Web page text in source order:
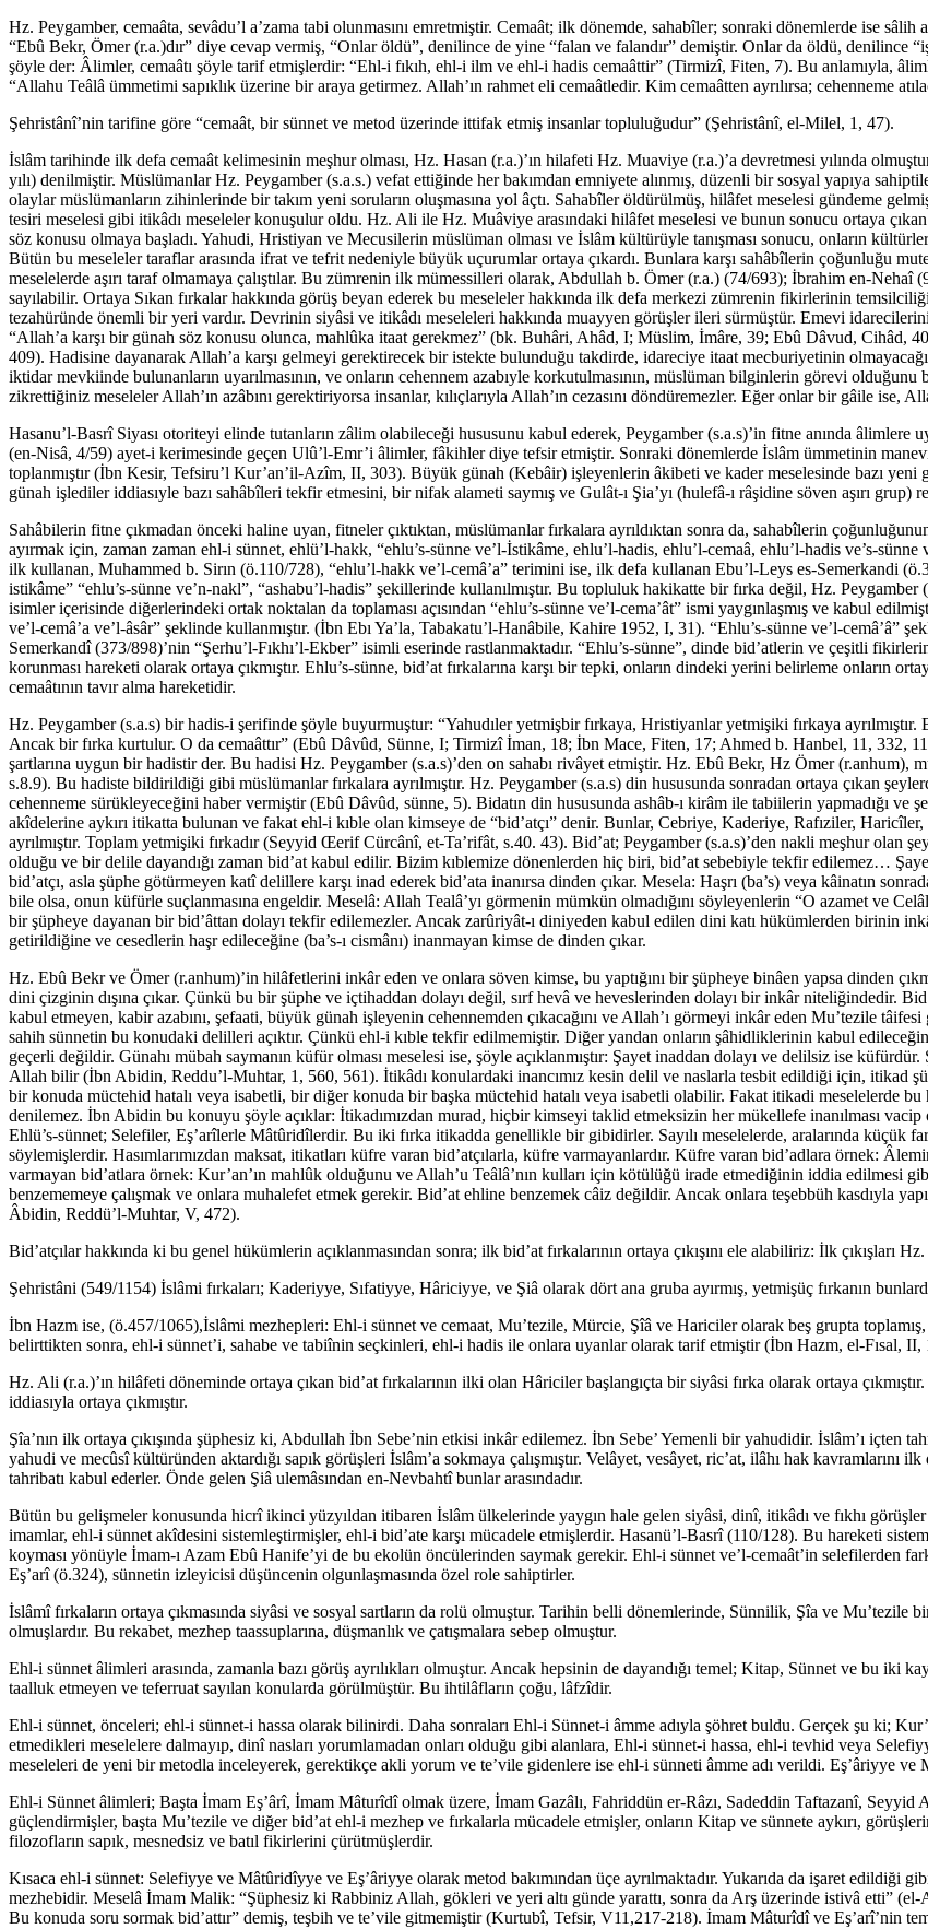
Hz. Peygamber, cemaâta, sevâdu’l a’zama tabi olunmasını emretmiştir. Cemaât; ilk dönemde, sahabîler; sonraki dönemlerde ise
“Ebû Bekr, Ömer (r.a.)dır” diye cevap vermiş, “Onlar öldü”, denilince de yine “falan ve falandır” demiştir. Onlar da öldü, denilince
şöyle der: Âlimler, cemaâtı şöyle tarif etmişlerdir: “Ehl-i fıkıh, ehl-i ilm ve ehl-i hadis cemaâttir” (Tirmizî, Fiten, 7). Bu anlamıyla,
“Allahu Teâlâ ümmetimi sapıklık üzerine bir araya getirmez. Allah’ın rahmet eli cemaâtledir. Kim cemaâtten ayrılırsa; cehenneme
Şehristânî’nin tarifine göre “cemaât, bir sünnet ve metod üzerinde ittifak etmiş insanlar topluluğudur” (Şehristânî, el-Milel, 1, 47).
İslâm tarihinde ilk defa cemaât kelimesinin meşhur olması, Hz. Hasan (r.a.)’ın hilafeti Hz. Muaviye (r.a.)’a devretmesi yılında
yılı) denilmiştir. Müslümanlar Hz. Peygamber (s.a.s.) vefat ettiğinde her bakımdan emniyete alınmış, düzenli bir sosyal yapıya
olaylar müslümanların zihinlerinde bir takım yeni soruların oluşmasına yol âçtı. Sahabîler öldürülmüş, hilâfet meselesi gündeme
tesiri meselesi gibi itikâdı meseleler konuşulur oldu. Hz. Ali ile Hz. Muâviye arasındaki hilâfet meselesi ve bunun sonucu ortaya
söz konusu olmaya başladı. Yahudi, Hristiyan ve Mecusilerin müslüman olması ve İslâm kültürüyle tanışması sonucu, onların
Bütün bu meseleler taraflar arasında ifrat ve tefrit nedeniyle büyük uçurumlar ortaya çıkardı. Bunlara karşı sahâbîlerin çoğunluğu
meselelerde aşırı taraf olmamaya çalıştılar. Bu zümrenin ilk mümessilleri olarak, Abdullah b. Ömer (r.a.) (74/693); İbrahim en-
sayılabilir. Ortaya Sıkan fırkalar hakkında görüş beyan ederek bu meseleler hakkında ilk defa merkezi zümrenin fikirlerinin
tezahüründe önemli bir yeri vardır. Devrinin siyâsi ve itikâdı meseleleri hakkında muayyen görüşler ileri sürmüştür. Emevi
“Allah’a karşı bir günah söz konusu olunca, mahlûka itaat gerekmez” (bk. Buhâri, Ahâd, I; Müslim, İmâre, 39; Ebû Dâvud, Cihâd,
409). Hadisine dayanarak Allah’a karşı gelmeyi gerektirecek bir istekte bulunduğu takdirde, idareciye itaat mecburiyetinin
iktidar mevkiinde bulunanların uyarılmasının, ve onların cehennem azabıyle korkutulmasının, müslüman bilginlerin görevi olduğunu
zikrettiğiniz meseleler Allah’ın azâbını gerektiriyorsa insanlar, kılıçlarıyla Allah’ın cezasını döndüremezler. Eğer onlar bir gâile ise,
Hasanu’l-Basrî Siyası otoriteyi elinde tutanların zâlim olabileceği hususunu kabul ederek, Peygamber (s.a.s)’in fitne anında âlimlere
(en-Nisâ, 4/59) ayet-i kerimesinde geçen Ulû’l-Emr’i âlimler, fâkihler diye tefsir etmiştir. Sonraki dönemlerde İslâm ümmetinin
toplanmıştır (İbn Kesir, Tefsiru’l Kur’an’il-Azîm, II, 303). Büyük günah (Kebâir) işleyenlerin âkibeti ve kader meselesinde bazı
günah işlediler iddiasıyle bazı sahâbîleri tekfir etmesini, bir nifak alameti saymış ve Gulât-ı Şia’yı (hulefâ-ı râşidine söven aşırı grup)
Sahâbilerin fitne çıkmadan önceki haline uyan, fitneler çıktıktan, müslümanlar fırkalara ayrıldıktan sonra da, sahabîlerin
ayırmak için, zaman zaman ehl-i sünnet, ehlü’l-hakk, “ehlu’s-sünne ve’l-İstikâme, ehlu’l-hadis, ehlu’l-cemaâ, ehlu’l-hadis ve’s-
ilk kullanan, Muhammed b. Sirın (ö.110/728), “ehlu’l-hakk ve’l-cemâ’a” terimini ise, ilk defa kullanan Ebu’l-Leys es-Semerkandi
istikâme” “ehlu’s-sünne ve’n-nakl”, “ashabu’l-hadis” şekillerinde kullanılmıştır. Bu topluluk hakikatte bir fırka değil, Hz.
isimler içerisinde diğerlerindeki ortak noktalan da toplaması açısından “ehlu’s-sünne ve’l-cema’ât” ismi yaygınlaşmış ve kabul
ve’l-cemâ’a ve’l-âsâr” şeklinde kullanmıştır. (İbn Ebı Ya’la, Tabakatu’l-Hanâbile, Kahire 1952, I, 31). “Ehlu’s-sünne ve’l-cemâ’â”
Semerkandî (373/898)’nin “Şerhu’l-Fıkhı’l-Ekber” isimli eserinde rastlanmaktadır. “Ehlu’s-sünne”, dinde bid’atlerin ve çeşitli
korunması hareketi olarak ortaya çıkmıştır. Ehlu’s-sünne, bid’at fırkalarına karşı bir tepki, onların dindeki yerini belirleme onların
cemaâtının tavır alma hareketidir.
Hz. Peygamber (s.a.s) bir hadis-i şerifinde şöyle buyurmuştur: “Yahudıler yetmişbir fırkaya, Hristiyanlar yetmişiki fırkaya
Ancak bir fırka kurtulur. O da cemaâttır” (Ebû Dâvûd, Sünne, I; Tirmizî İman, 18; İbn Mace, Fiten, 17; Ahmed b. Hanbel, 11, 332,
şartlarına uygun bir hadistir der. Bu hadisi Hz. Peygamber (s.a.s)’den on sahabı rivâyet etmiştir. Hz. Ebû Bekr, Hz Ömer (r.anhum),
s.8.9). Bu hadiste bildirildiği gibi müslümanlar fırkalara ayrılmıştır. Hz. Peygamber (s.a.s) din hususunda sonradan ortaya çıkan
cehenneme sürükleyeceğini haber vermiştir (Ebû Dâvûd, sünne, 5). Bidatın din hususunda ashâb-ı kirâm ile tabiilerin yapmadığı ve
akîdelerine aykırı itikatta bulunan ve fakat ehl-i kıble olan kimseye de “bid’atçı” denir. Bunlar, Cebriye, Kaderiye, Rafıziler,
ayrılmıştır. Toplam yetmişiki fırkadır (Seyyid Œerif Cürcânî, et-Ta’rifât, s.40. 43). Bid’at; Peygamber (s.a.s)’den nakli meşhur olan
olduğu ve bir delile dayandığı zaman bid’at kabul edilir. Bizim kıblemize dönenlerden hiç biri, bid’at sebebiyle tekfir edilemez…
bid’atçı, asla şüphe götürmeyen katî delillere karşı inad ederek bid’ata inanırsa dinden çıkar. Mesela: Haşrı (ba’s) veya kâinatın
bile olsa, onun küfürle suçlanmasına engeldir. Meselâ: Allah Tealâ’yı görmenin mümkün olmadığını söyleyenlerin “O azamet ve
bir şüpheye dayanan bir bid’âttan dolayı tekfir edilemezler. Ancak zarûriyât-ı diniyeden kabul edilen dini katı hükümlerden birinin
getirildiğine ve cesedlerin haşr edileceğine (ba’s-ı cismânı) inanmayan kimse de dinden çıkar.
Hz. Ebû Bekr ve Ömer (r.anhum)’in hilâfetlerini inkâr eden ve onlara söven kimse, bu yaptığını bir şüpheye binâen yapsa dinden
dini çizginin dışına çıkar. Çünkü bu bir şüphe ve içtihaddan dolayı değil, sırf hevâ ve heveslerinden dolayı bir inkâr niteliğindedir.
kabul etmeyen, kabir azabını, şefaati, büyük günah işleyenin cehennemden çıkacağını ve Allah’ı görmeyi inkâr eden Mu’tezile
sahih sünnetin bu konudaki delilleri açıktır. Çünkü ehl-i kıble tekfir edilmemiştir. Diğer yandan onların şâhidliklerinin kabul
geçerli değildir. Günahı mübah saymanın küfür olması meselesi ise, şöyle açıklanmıştır: Şayet inaddan dolayı ve delilsiz ise
Allah bilir (İbn Abidin, Reddu’l-Muhtar, 1, 560, 561). İtikâdı konulardaki inancımız kesin delil ve naslarla tesbit edildiği için, itikad
bir konuda müctehid hatalı veya isabetli, bir diğer konuda bir başka müctehid hatalı veya isabetli olabilir. Fakat itikadi meselelerde
denilemez. İbn Abidin bu konuyu şöyle açıklar: İtikadımızdan murad, hiçbir kimseyi taklid etmeksizin her mükellefe inanılması vacip
Ehlü’s-sünnet; Selefiler, Eş’arîlerle Mâtûridîlerdir. Bu iki fırka itikadda genellikle bir gibidirler. Sayılı meselelerde, aralarında küçük
söylemişlerdir. Hasımlarımızdan maksat, itikatları küfre varan bid’atçılarla, küfre varmayanlardır. Küfre varan bid’adlara örnek:
varmayan bid’atlara örnek: Kur’an’ın mahlûk olduğunu ve Allah’u Teâlâ’nın kulları için kötülüğü irade etmediğinin iddia edilmesi
benzememeye çalışmak ve onlara muhalefet etmek gerekir. Bid’at ehline benzemek câiz değildir. Ancak onlara teşebbüh kasdıyla
Âbidin, Reddü’l-Muhtar, V, 472).
Bid’atçılar hakkında ki bu genel hükümlerin açıklanmasından sonra; ilk bid’at fırkalarının ortaya çıkışını ele alabiliriz: İlk çıkışları
Şehristâni (549/1154) İslâmi fırkaları; Kaderiyye, Sıfatiyye, Hâriciyye, ve Şiâ olarak dört ana gruba ayırmış, yetmişüç fırkanın
İbn Hazm ise, (ö.457/1065),İslâmi mezhepleri: Ehl-i sünnet ve cemaat, Mu’tezile, Mürcie, Şîâ ve Hariciler olarak beş grupta
belirttikten sonra, ehl-i sünnet’i, sahabe ve tabiînin seçkinleri, ehl-i hadis ile onlara uyanlar olarak tarif etmiştir (İbn Hazm, el-Fısal, II,
Hz. Ali (r.a.)’ın hilâfeti döneminde ortaya çıkan bid’at fırkalarının ilki olan Hâriciler başlangıçta bir siyâsi fırka olarak ortaya
iddiasıyla ortaya çıkmıştır.
Şîa’nın ilk ortaya çıkışında şüphesiz ki, Abdullah İbn Sebe’nin etkisi inkâr edilemez. İbn Sebe’ Yemenli bir yahudidir. İslâm’ı içten
yahudi ve mecûsî kültüründen aktardığı sapık görüşleri İslâm’a sokmaya çalışmıştır. Velâyet, vesâyet, ric’at, ilâhı hak kavramlarını
tahribatı kabul ederler. Önde gelen Şiâ ulemâsından en-Nevbahtî bunlar arasındadır.
Bütün bu gelişmeler konusunda hicrî ikinci yüzyıldan itibaren İslâm ülkelerinde yaygın hale gelen siyâsi, dinî, itikâdı ve fıkhı
imamlar, ehl-i sünnet akîdesini sistemleştirmişler, ehl-i bid’ate karşı mücadele etmişlerdir. Hasanü’l-Basrî (110/128). Bu hareketi
koyması yönüyle İmam-ı Azam Ebû Hanife’yi de bu ekolün öncülerinden saymak gerekir. Ehl-i sünnet ve’l-cemaât’in selefilerden
Eş’arî (ö.324), sünnetin izleyicisi düşüncenin olgunlaşmasında özel role sahiptirler.
İslâmî fırkaların ortaya çıkmasında siyâsi ve sosyal sartların da rolü olmuştur. Tarihin belli dönemlerinde, Sünnilik, Şîa ve Mu’tezile
olmuşlardır. Bu rekabet, mezhep taassuplarına, düşmanlık ve çatışmalara sebep olmuştur.
Ehl-i sünnet âlimleri arasında, zamanla bazı görüş ayrılıkları olmuştur. Ancak hepsinin de dayandığı temel; Kitap, Sünnet ve bu iki
taalluk etmeyen ve teferruat sayılan konularda görülmüştür. Bu ihtilâfların çoğu, lâfzîdir.
Ehl-i sünnet, önceleri; ehl-i sünnet-i hassa olarak bilinirdi. Daha sonraları Ehl-i Sünnet-i âmme adıyla şöhret buldu. Gerçek şu ki;
etmedikleri meselelere dalmayıp, dinî nasları yorumlamadan onları olduğu gibi alanlara, Ehl-i sünnet-i hassa, ehl-i tevhid veya
meseleleri de yeni bir metodla inceleyerek, gerektikçe akli yorum ve te’vile gidenlere ise ehl-i sünneti âmme adı verildi. Eş’âriyye
Ehl-i Sünnet âlimleri; Başta İmam Eş’ârî, İmam Mâturîdî olmak üzere, İmam Gazâlı, Fahriddün er-Râzı, Sadeddin Taftazanî,
güçlendirmişler, başta Mu’tezile ve diğer bid’at ehl-i mezhep ve fırkalarla mücadele etmişler, onların Kitap ve sünnete aykırı,
filozofların sapık, mesnedsiz ve batıl fikirlerini çürütmüşlerdir.
Kısaca ehl-i sünnet: Selefiyye ve Mâtûridîyye ve Eş’âriyye olarak metod bakımından üçe ayrılmaktadır. Yukarıda da işaret edildiği
mezhebidir. Meselâ İmam Malik: “Şüphesiz ki Rabbiniz Allah, gökleri ve yeri altı günde yarattı, sonra da Arş üzerinde istivâ etti”
Bu konuda soru sormak bid’attır” demiş, teşbih ve te’vile gitmemiştir (Kurtubî, Tefsir, V11,217-218). İmam Mâturîdî ve Eş’arî’nin